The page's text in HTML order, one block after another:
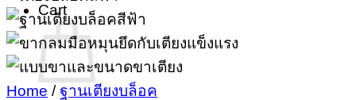
Cart
Home / ฐานเตียงบล็อค